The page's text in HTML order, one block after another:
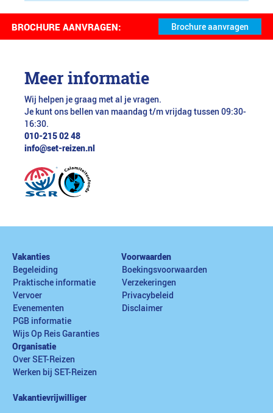
BROCHURE AANVRAGEN:
Meer informatie
Wij helpen je graag met al je vragen.
Je kunt ons bellen van maandag t/m vrijdag tussen 09:30-
16:30.
010-215 02 48
info@set-reizen.nl
Vakanties
Begeleiding
Praktische informatie
Vervoer
Evenementen
PGB informatie
Wijs Op Reis Garanties
Voorwaarden
Boekingsvoorwaarden
Verzekeringen
Privacybeleid
Disclaimer
Organisatie
Over SET-Reizen
Werken bij SET-Reizen
Vakantievrijwilliger